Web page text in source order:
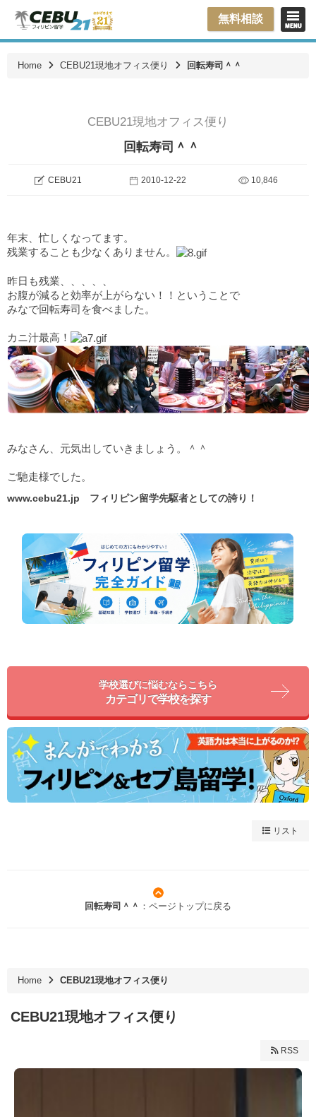
無料相談
Home CEBU21現地オフィス便り 回転寿司＾＾
CEBU21現地オフィス便り
回転寿司＾＾
CEBU21 2010-12-22 10,846
年末、忙しくなってます。
残業することも少なくありません。
昨日も残業、、、、、
お腹が減ると効率が上がらない！！ということで
みなで回転寿司を食べました。
カニ汁最高！
みなさん、元気出していきましょう。＾＾
ご馳走様でした。
www.cebu21.jp フィリピン留学先駆者としての誇り！
学校選びに悩むならこちら
カテゴリで学校を探す
リスト
回転寿司＾＾ ：ページトップに戻る
Home CEBU21現地オフィス便り
CEBU21現地オフィス便り
RSS